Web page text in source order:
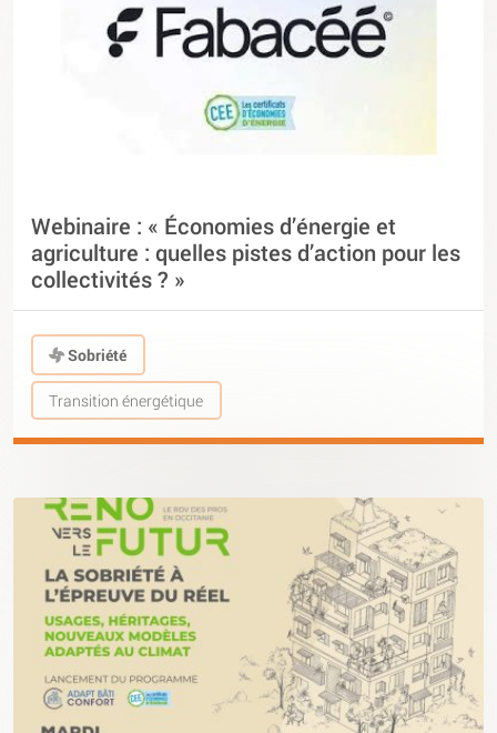
Webinaire : « Économies d’énergie et
agriculture : quelles pistes d’action pour les
collectivités ? »
Sobriété
Transition énergétique